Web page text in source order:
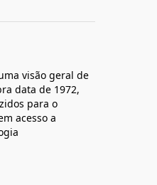
visão geral de
data de 1972,
para o
acesso a